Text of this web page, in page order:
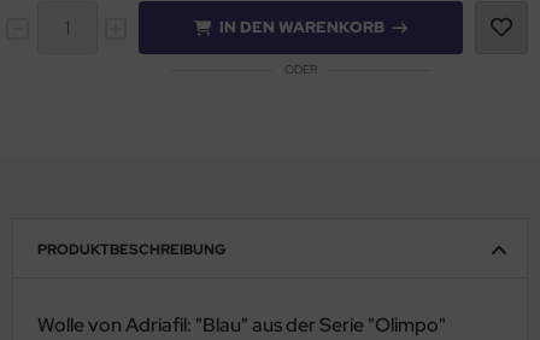
IN DEN WARENKORB
ODER
PRODUKTBESCHREIBUNG
Wolle von Adriafil: "Blau" aus der Serie "Olimpo"